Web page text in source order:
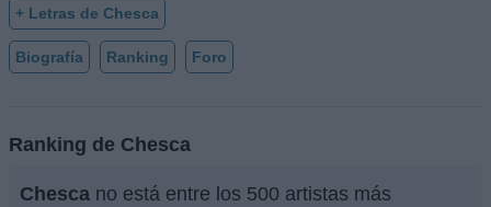
+ Letras de Chesca
Biografía Ranking Foro
Ranking de Chesca
Chesca no está entre los 500 artistas más